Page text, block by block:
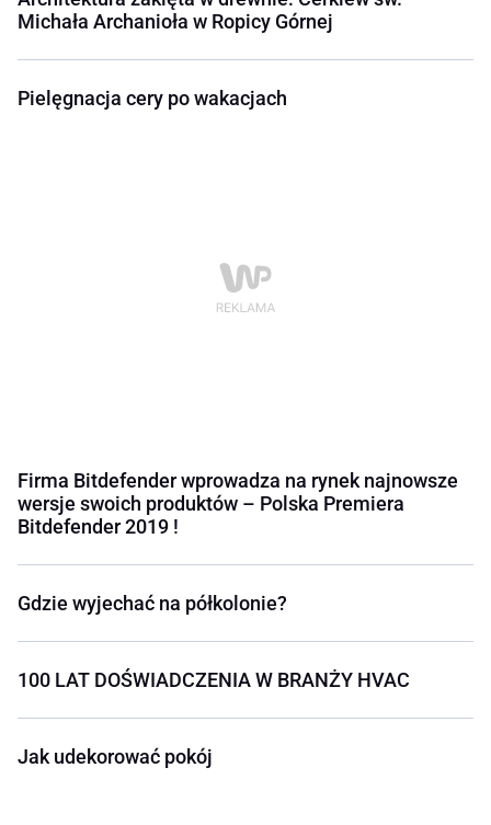
Michała Archanioła w Ropicy Górnej
Pielęgnacja cery po wakacjach
Firma Bitdefender wprowadza na rynek najnowsze
wersje swoich produktów – Polska Premiera
Bitdefender 2019 !
Gdzie wyjechać na półkolonie?
100 LAT DOŚWIADCZENIA W BRANŻY HVAC
Jak udekorować pokój